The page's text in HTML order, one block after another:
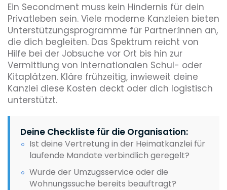
Ein Secondment muss kein Hindernis für dein
Privatleben sein. Viele moderne Kanzleien bieten
Unterstützungsprogramme für Partner:innen an,
die dich begleiten. Das Spektrum reicht von
Hilfe bei der Jobsuche vor Ort bis hin zur
Vermittlung von internationalen Schul- oder
Kitaplätzen. Kläre frühzeitig, inwieweit deine
Kanzlei diese Kosten deckt oder dich logistisch
unterstützt.
Deine Checkliste für die Organisation:
Ist deine Vertretung in der Heimatkanzlei für
laufende Mandate verbindlich geregelt?
Wurde der Umzugsservice oder die
Wohnungssuche bereits beauftragt?